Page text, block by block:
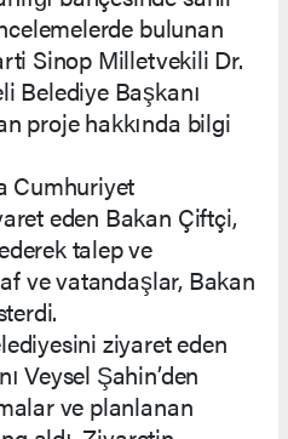
bulunan
Sinop Milletvekili Dr.
Belediye Başkanı
proje hakkında bilgi
Cumhuriyet
eden Bakan Çiftçi,
talep ve
ve vatandaşlar, Bakan
ziyaret eden
Veysel Şahin’den
ve planlanan